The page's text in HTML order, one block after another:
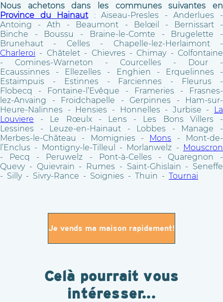
Nous achetons dans les communes suivantes en
Province du Hainaut: Aiseau-Presles - Anderlues -
Antoing - Ath - Beaumont - Belœil - Bernissart -
Binche - Boussu - Braine-le-Comte - Brugelette -
Brunehaut - Celles - Chapelle-lez-Herlaimont -
Charleroi - Châtelet - Chievres - Chimay - Colfontaine
- Comines-Warneton - Courcelles - Dour -
Ecaussinnes - Ellezelles - Enghien - Erquelinnes -
Estaimpuis - Estinnes - Farciennes - Fleurus -
Flobecq - Fontaine-l’Evêque - Frameries - Frasnes-
lez-Anvaing - Froidchapelle - Gerpinnes - Ham-sur-
Heure-Nalinnes - Hensies - Honnelles - Jurbise -
La
Louviere - Le Rœulx - Lens - Les Bons Villers -
Lessines - Leuze-en-Hainaut - Lobbes - Manage -
Merbes-le-Château - Momignies - Mons - Mont-de-
l’Enclus - Montigny-le-Tilleul - Morlanwelz - Mouscron
- Pecq - Peruwelz - Pont-à-Celles - Quaregnon -
Quevy - Quievrain - Rumes - Saint-Ghislain - Seneffe
- Silly - Sivry-Rance - Soignies - Thuin - Tournai
Je vends ma maison rapidement!
Celà pourrait vous
intéresser...